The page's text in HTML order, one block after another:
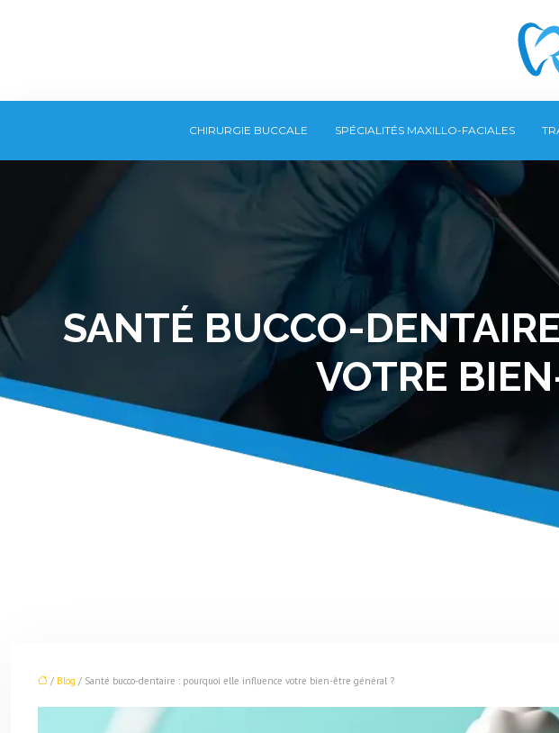
CHIRURGIE BUCCALE SPÉCIALITÉS MAXILLO-FACIALES
SANTÉ BUCCO-
VOTRE
/ Blog / Santé bucco-dentaire : pourquoi elle influence votre bien-être général ?